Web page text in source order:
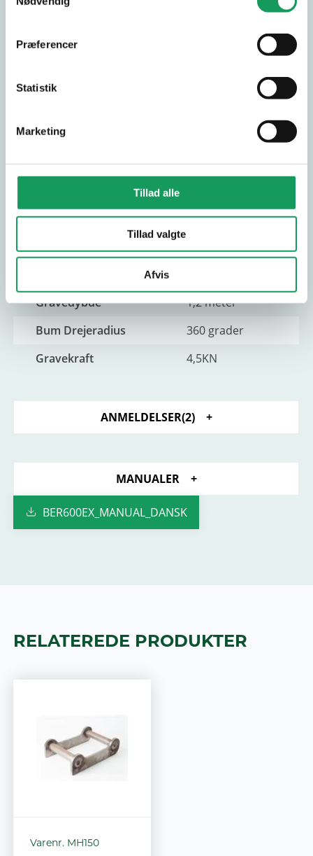
Præferencer
Statistik
Marketing
Tillad alle
Tillad valgte
Afvis
Hydrauliksystem
udtag på arm
200 bar
Transmission
700mm
Joystick
2
Gravedybde
1,2 meter
Bum Drejeradius
360 grader
Gravekraft
4,5KN
ANMELDELSER 2
MANUALER
BER600EX_MANUAL_DANSK
RELATEREDE PRODUKTER
Varenr. MH150